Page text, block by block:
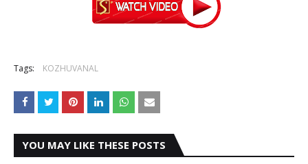
Tags: KOZHUVANAL
YOU MAY LIKE THESE POSTS